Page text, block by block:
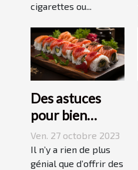
cigarettes ou...
Des astuces
pour bien
réussir ses
sushis !
Ven. 27 octobre 2023
Il n’y a rien de plus
génial que d’offrir des